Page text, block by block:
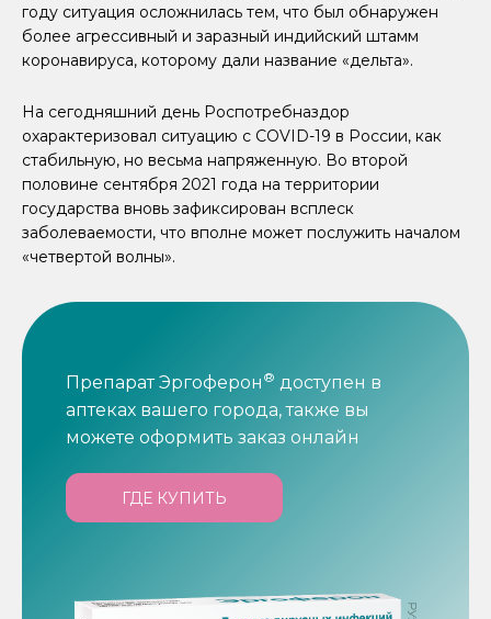
году ситуация осложнилась тем, что был обнаружен
более агрессивный и заразный индийский штамм
коронавируса, которому дали название «дельта».
На сегодняшний день Роспотребназдор
охарактеризовал ситуацию с COVID-19 в России, как
стабильную, но весьма напряженную. Во второй
половине сентября 2021 года на территории
государства вновь зафиксирован всплеск
заболеваемости, что вполне может послужить началом
«четвертой волны».
Препарат Эргоферон ® доступен в
аптеках вашего города, также вы
можете оформить заказ онлайн
ГДЕ КУПИТЬ